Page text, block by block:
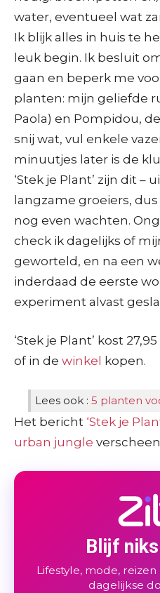
water, eventueel wat
Ik blijk alles in huis te
leuk begin. Ik besluit
gaan en beperk me
planten: mijn geliefde
Paola) en Pompidou,
snij wat, vul enkele
minuutjes later is de
‘Stek je Plant’ zijn dit –
langzame groeiers,
nog even wachten.
check ik dagelijks of
geworteld, en na een
inderdaad de eerste
experiment alvast
‘Stek je Plant’ kost
of in de winkel kopen.
Lees ook : 5 planten
Het bericht ‘Stek je
urban jungle
Blijf
Lifestyle, mode,
dagelijkse